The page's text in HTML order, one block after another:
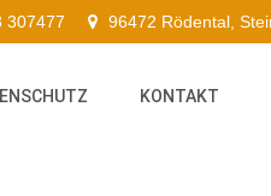
307477 96472 Rödental,
KONTAKT